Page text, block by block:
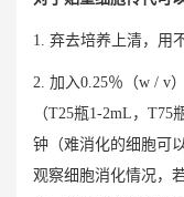
1. 弃去培养上清，用
2. 加入0.25％（w / v
（T25瓶1-2mL，
钟（难消化的细胞可
观察细胞消化情况，